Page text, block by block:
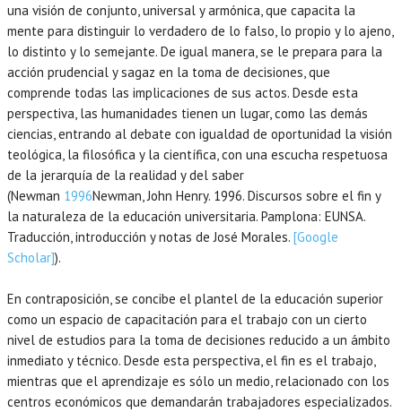
una visión de conjunto, universal y armónica, que capacita la
mente para distinguir lo verdadero de lo falso, lo propio y lo ajeno,
lo distinto y lo semejante. De igual manera, se le prepara para la
acción prudencial y sagaz en la toma de decisiones, que
comprende todas las implicaciones de sus actos. Desde esta
perspectiva, las humanidades tienen un lugar, como las demás
ciencias, entrando al debate con igualdad de oportunidad la visión
teológica, la filosófica y la científica, con una escucha respetuosa
de la jerarquía de la realidad y del saber
(Newman 1996Newman,John Henry. 1996. Discursos sobre el fin y
la naturaleza de la educación universitaria. Pamplona: EUNSA.
Traducción, introducción y notas de José Morales. [Google
Scholar]).
En contraposición, se concibe el plantel de la educación superior
como un espacio de capacitación para el trabajo con un cierto
nivel de estudios para la toma de decisiones reducido a un ámbito
inmediato y técnico. Desde esta perspectiva, el fin es el trabajo,
mientras que el aprendizaje es sólo un medio, relacionado con los
centros económicos que demandarán trabajadores especializados.